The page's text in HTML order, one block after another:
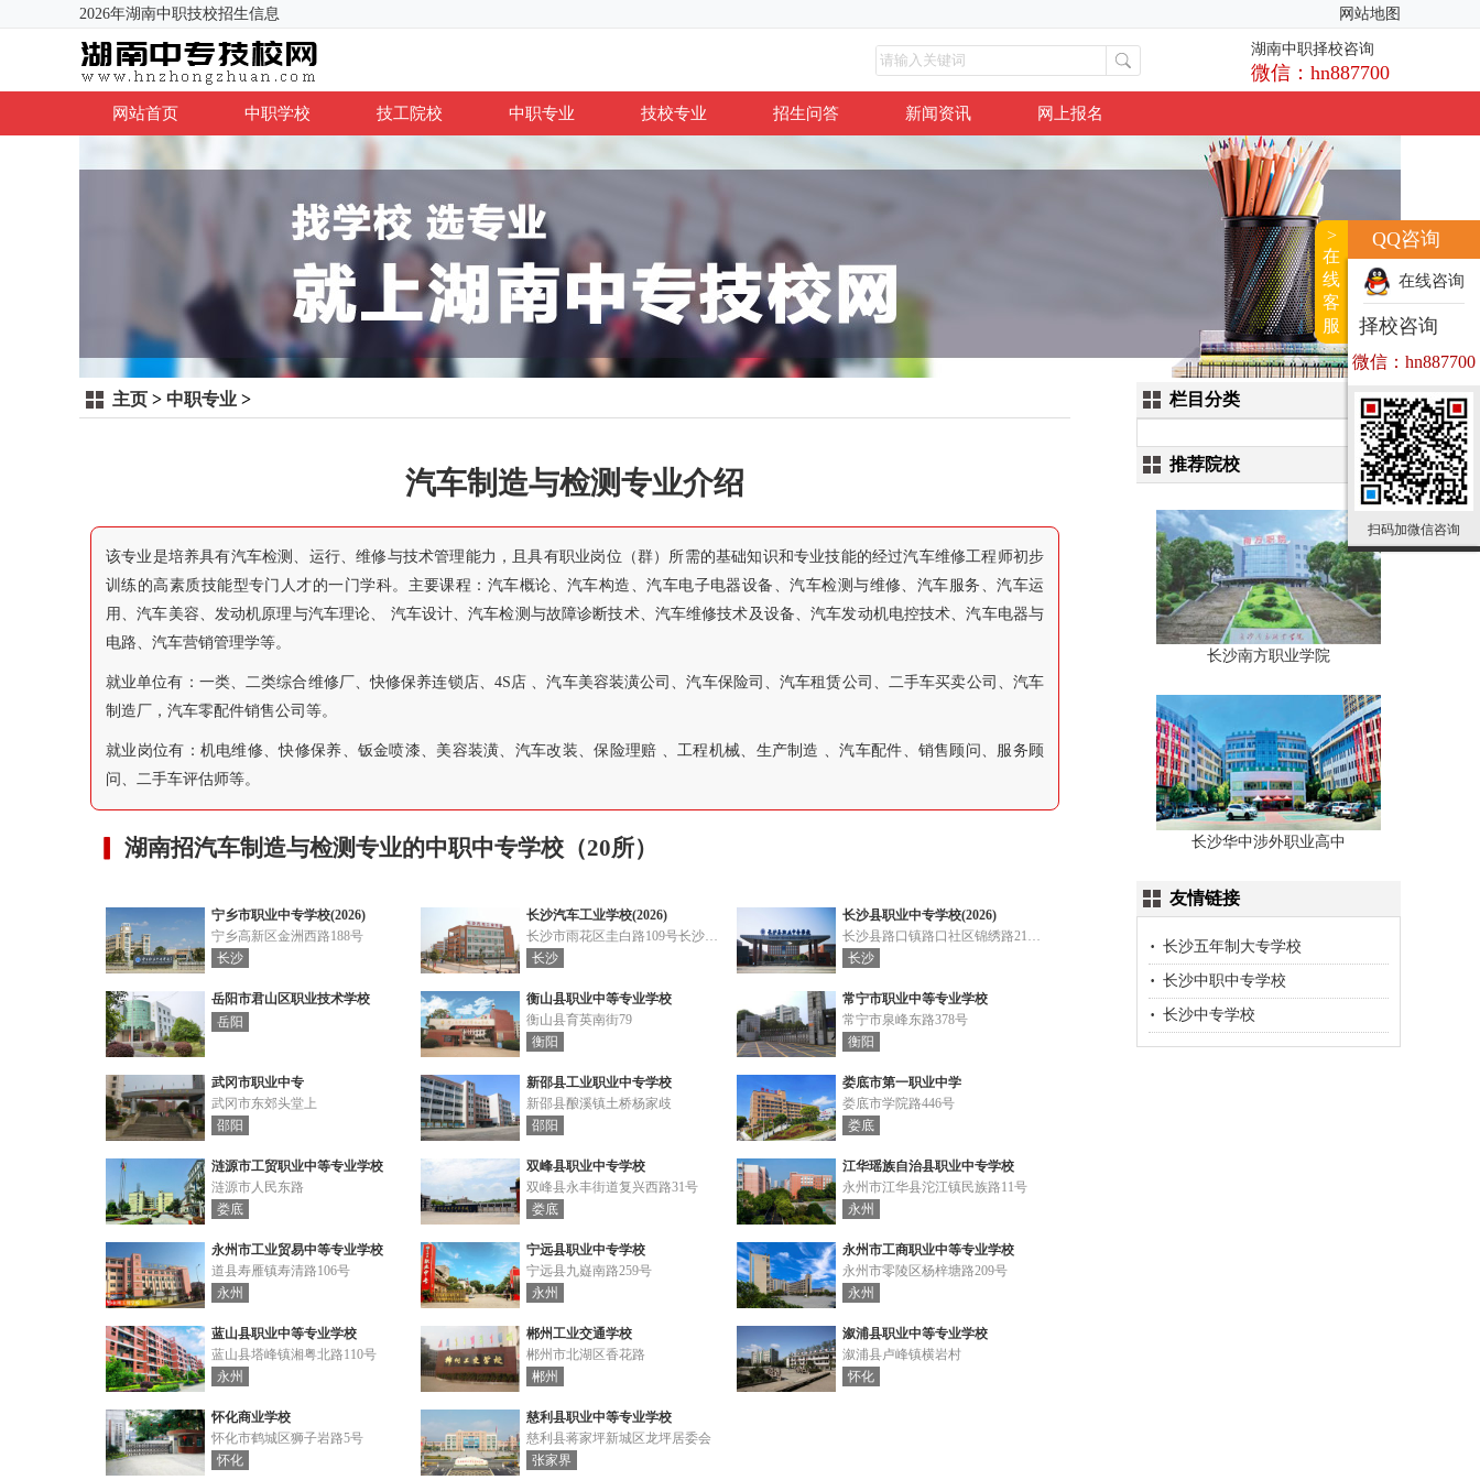
2026年湖南中职技校招生信息 网站地图
湖南中职择校咨询
微信：hn887700
网站首页 中职学校 技工院校 中职专业 技校专业 招生问答 新闻资讯 网上报名
主页 > 中职专业 >
汽车制造与检测专业介绍
该专业是培养具有汽车检测、运行、维修与技术管理能力，且具有职业岗位（群）所需的基础知识和专业技能的经过汽车维修工程师初步
训练的高素质技能型专门人才的一门学科。主要课程：汽车概论、汽车构造、汽车电子电器设备、汽车检测与维修、汽车服务、汽车运
用、汽车美容、发动机原理与汽车理论、 汽车设计、汽车检测与故障诊断技术、汽车维修技术及设备、汽车发动机电控技术、汽车电器与
电路、汽车营销管理学等。
就业单位有：一类、二类综合维修厂、快修保养连锁店、4S店 、汽车美容装潢公司、汽车保险司、汽车租赁公司、二手车买卖公司、汽车
制造厂，汽车零配件销售公司等。
就业岗位有：机电维修、快修保养、钣金喷漆、美容装潢、汽车改装、保险理赔 、工程机械、生产制造 、汽车配件、销售顾问、服务顾
问、二手车评估师等。
湖南招汽车制造与检测专业的中职中专学校（20所）
宁乡市职业中专学校(2026)
宁乡高新区金洲西路188号
长沙
长沙汽车工业学校(2026)
长沙市雨花区圭白路109号长沙职教基地
长沙
长沙县职业中专学校(2026)
长沙县路口镇路口社区锦绣路215号
长沙
岳阳市君山区职业技术学校
岳阳
衡山县职业中等专业学校
衡山县育英南街79
衡阳
常宁市职业中等专业学校
常宁市泉峰东路378号
衡阳
武冈市职业中专
武冈市东郊头堂上
邵阳
新邵县工业职业中专学校
新邵县酿溪镇土桥杨家歧
邵阳
娄底市第一职业中学
娄底市学院路446号
娄底
涟源市工贸职业中等专业学校
涟源市人民东路
娄底
双峰县职业中专学校
双峰县永丰街道复兴西路31号
娄底
江华瑶族自治县职业中专学校
永州市江华县沱江镇民族路11号
永州
永州市工业贸易中等专业学校
道县寿雁镇寿清路106号
永州
宁远县职业中专学校
宁远县九嶷南路259号
永州
永州市工商职业中等专业学校
永州市零陵区杨梓塘路209号
永州
蓝山县职业中等专业学校
蓝山县塔峰镇湘粤北路110号
永州
郴州工业交通学校
郴州市北湖区香花路
郴州
溆浦县职业中等专业学校
溆浦县卢峰镇横岩村
怀化
怀化商业学校
怀化市鹤城区狮子岩路5号
怀化
慈利县职业中等专业学校
慈利县蒋家坪新城区龙坪居委会
张家界
栏目分类
推荐院校
长沙南方职业学院
长沙华中涉外职业高中
友情链接
长沙五年制大专学校
长沙中职中专学校
长沙中专学校
>
在
线
客
服
QQ咨询
在线咨询
择校咨询
微信：hn887700
扫码加微信咨询